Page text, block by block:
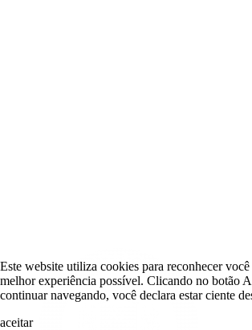
Este website utiliza cookies para reconhecer você
melhor experiência possível. Clicando no botão
continuar navegando, você declara estar ciente
aceitar